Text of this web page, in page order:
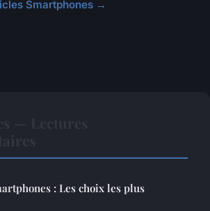
Smartphones →
: Les choix les plus